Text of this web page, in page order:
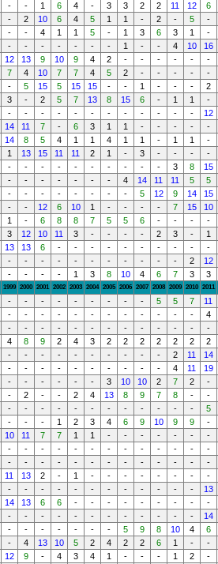
- - 1 6 4 - 3 3 2 2 11 12 6
- 2 10 6 4 5 1 1 - 2 - 5 -
- - 4 1 1 5 - 1 3 6 3 1 -
- - - - - - - 1 - - 4 10 16
12 13 9 10 9 4 2 - - - - - -
7 4 10 7 7 4 5 2 - - - - -
- 5 15 5 15 15 - - 1 - - - 2
3 - 2 5 7 13 8 15 6 - 1 1 -
- - - - - - - - - - - - 12
14 11 7 - 6 3 1 1 - - - - -
14 8 5 4 1 1 4 1 1 - 1 1 -
1 13 15 11 11 2 1 - 3 - - - -
- - - - - - - - - - 3 8 15
- - - - - - - 4 14 11 11 5 5
- - - - - - - - 5 12 9 14 15
- - 12 6 10 1 - - - - 7 15 10
1 - 6 8 8 7 5 5 6 - - - -
3 12 10 11 3 - - - - 2 3 - 1
13 13 6 - - - - - - - - - -
- - - - - - - - - - - 2 12
- - - - 1 3 8 10 4 6 7 3 3
1999 2000 2001 2002 2003 2004 2005 2006 2007 2008 2009 2010 2011
- - - - - - - - - 5 5 7 11
- - - - - - - - - - - - 4
- - - - - - - - - - - - -
4 8 9 2 4 3 2 2 2 2 2 2 2
- - - - - - - - - - 2 11 14
- - - - - - - - - - 4 11 19
- - - - - - 3 10 10 2 7 2 -
- 2 - - 2 4 13 8 9 7 8 - -
- - - - - - - - - - - - 5
- - - 1 2 3 4 6 9 10 9 9 -
10 11 7 7 1 1 - - - - - - -
- - - - - - - - - - - - -
- - - - - - - - - - - - -
11 13 2 - 1 - - - - - - - -
- - - - - - - - - - - - 13
14 13 6 6 - - - - - - - - -
- - - - - - - - - - - - 14
- - - - - - - 5 9 8 10 4 6
- 4 13 10 5 2 4 2 2 6 1 - -
12 9 - 4 3 4 1 - - - 1 2 -